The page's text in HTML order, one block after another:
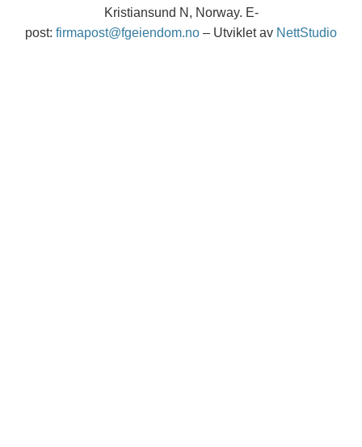
Kristiansund N, Norway. E-
post: firmapost@fgeiendom.no – Utviklet av NettStudio